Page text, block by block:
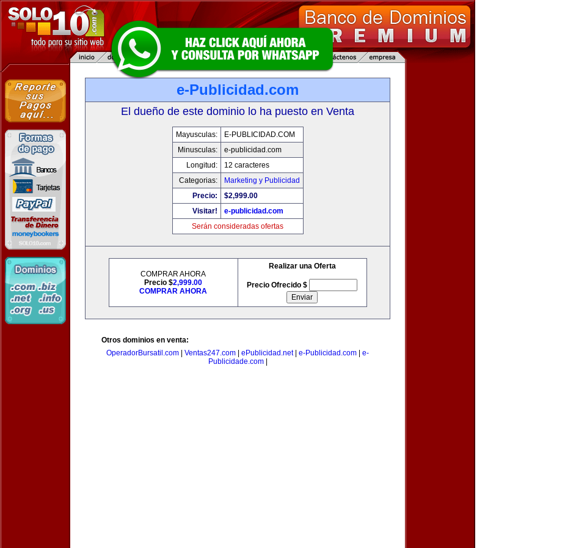
e-Publicidad.com
El dueño de este dominio lo ha puesto en Venta
Mayusculas:
E-PUBLICIDAD.COM
Minusculas:
e-publicidad.com
Longitud:
12 caracteres
Categorias:
Marketing y Publicidad
Precio:
$2,999.00
Visitar!
e-publicidad.com
Serán consideradas ofertas
COMPRAR AHORA
Precio $2,999.00
COMPRAR AHORA
Realizar una Oferta
Precio Ofrecido $
Otros dominios en venta:
OperadorBursatil.com
Ventas247.com ePublicidad.net| e-Publicidad.com
e-
Publicidade.com|